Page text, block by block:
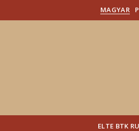
MAGYAR
ELTE BTK